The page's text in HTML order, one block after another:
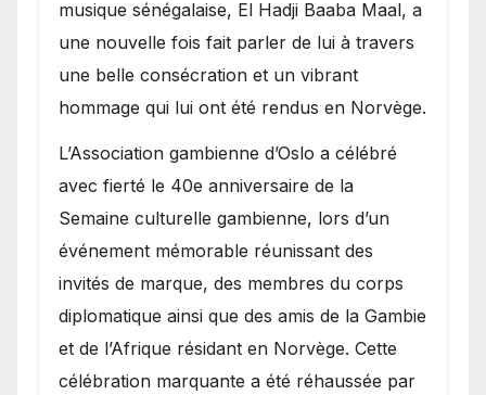
musique sénégalaise, El Hadji Baaba Maal, a
une nouvelle fois fait parler de lui à travers
une belle consécration et un vibrant
hommage qui lui ont été rendus en Norvège.
​L’Association gambienne d’Oslo a célébré
avec fierté le 40e anniversaire de la
Semaine culturelle gambienne, lors d’un
événement mémorable réunissant des
invités de marque, des membres du corps
diplomatique ainsi que des amis de la Gambie
et de l’Afrique résidant en Norvège. Cette
célébration marquante a été réhaussée par